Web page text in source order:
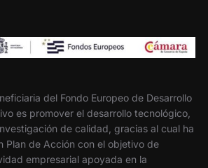
del Fondo Europeo de Desarrollo
es promover el desarrollo tecnológico,
de calidad, gracias al cual ha
Plan de Acción con el objetivo de
empresarial apoyada en la